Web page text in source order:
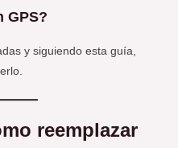
GPS?
y siguiendo esta guía,
reemplazar